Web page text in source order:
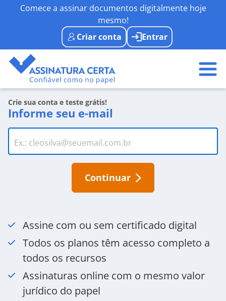
Comece a assinar documentos digitalmente hoje
mesmo!
Criar conta
Entrar
Crie sua conta e teste grátis!
Informe seu e-mail
Continuar
Assine com ou sem certificado digital
Todos os planos têm acesso completo a
todos os recursos
Assinaturas online com o mesmo valor
jurídico do papel